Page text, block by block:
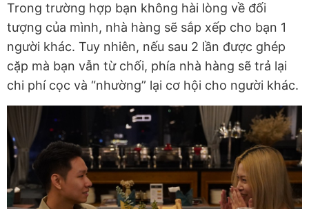
Trong trường hợp bạn không hài lòng về đối
tượng của mình, nhà hàng sẽ sắp xếp cho bạn 1
người khác. Tuy nhiên, nếu sau 2 lần được ghép
cặp mà bạn vẫn từ chối, phía nhà hàng sẽ trả lại
chi phí cọc và “nhường” lại cơ hội cho người khác.